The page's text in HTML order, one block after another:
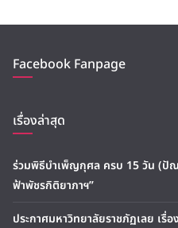
Facebook Fanpage
เรื่องล่าสุด
ร่วมพิธีบำเพ็ญกุศล ครบ 15 วัน (ปัณ
ฟ้าพัชรกิติยาภาฯ”
ประกาศมหาวิทยาลัยราชภัฏเลย เ